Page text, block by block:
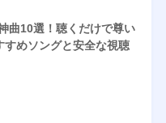
曲10選！聴くだけで尊い
すめソングと安全な視聴